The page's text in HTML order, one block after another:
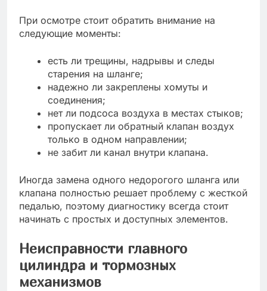
При осмотре стоит обратить внимание на
следующие моменты:
есть ли трещины, надрывы и следы
старения на шланге;
надежно ли закреплены хомуты и
соединения;
нет ли подсоса воздуха в местах стыков;
пропускает ли обратный клапан воздух
только в одном направлении;
не забит ли канал внутри клапана.
Иногда замена одного недорогого шланга или
клапана полностью решает проблему с жесткой
педалью, поэтому диагностику всегда стоит
начинать с простых и доступных элементов.
Неисправности главного
цилиндра и тормозных
механизмов